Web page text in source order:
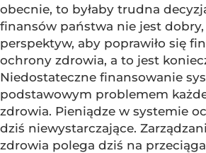
obecnie, to byłaby trudna
finansów państwa nie jest
perspektyw, aby poprawiło się
ochrony zdrowia, a to jest
Niedostateczne finansowanie
podstawowym problemem
zdrowia. Pieniądze w systemie
dziś niewystarczające.
zdrowia polega dziś na